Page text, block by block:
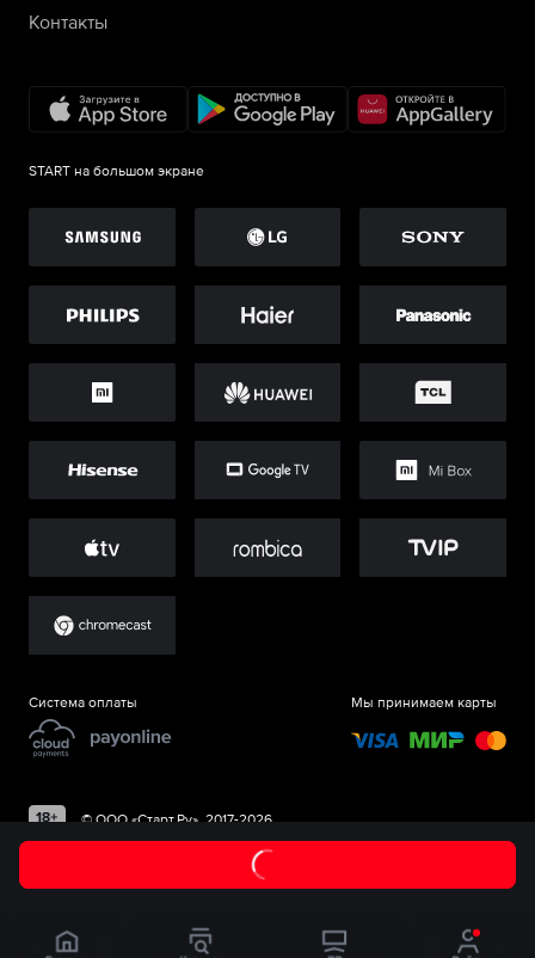
Контакты
START на большом экране
Система оплаты Мы принимаем карты
©ООО «Старт.Ру», 2017-2026